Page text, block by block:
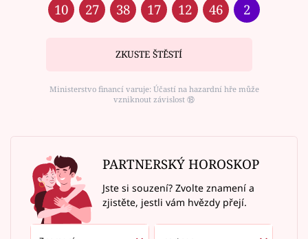
10 27 38 17 12 46 2
ZKUSTE ŠTĚSTÍ
Ministerstvo financí varuje: Účastí na hazardní hře může
vzniknout závislost ⑱
PARTNERSKÝ HOROSKOP
Jste si souzení? Zvolte znamení a
zjistěte, jestli vám hvězdy přejí.